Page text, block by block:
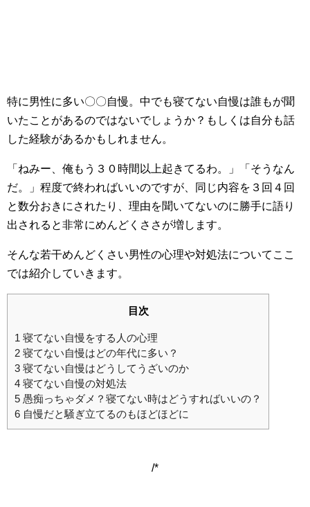
特に男性に多い〇〇自慢。中でも寝てない自慢は誰もが聞
いたことがあるのではないでしょうか？もしくは自分も話
した経験があるかもしれません。
「ねみー、俺もう３０時間以上起きてるわ。」「そうなん
だ。」程度で終わればいいのですが、同じ内容を３回４回
と数分おきにされたり、理由を聞いてないのに勝手に語り
出されると非常にめんどくささが増します。
そんな若干めんどくさい男性の心理や対処法についてここ
では紹介していきます。
目次
1 寝てない自慢をする人の心理
2 寝てない自慢はどの年代に多い？
3 寝てない自慢はどうしてうざいのか
4 寝てない自慢の対処法
5 愚痴っちゃダメ？寝てない時はどうすればいいの？
6 自慢だと騒ぎ立てるのもほどほどに
/*